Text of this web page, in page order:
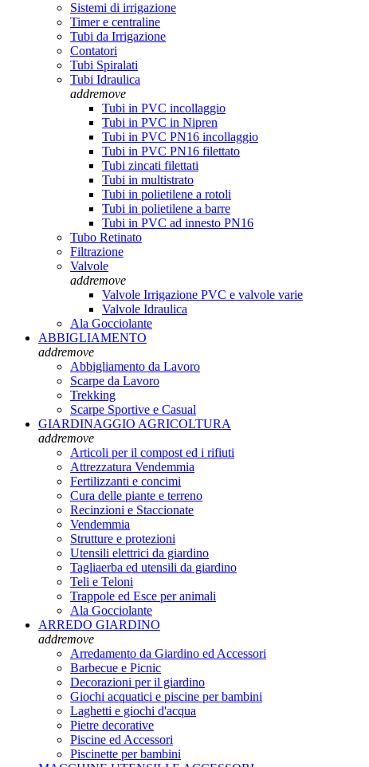
Sistemi di irrigazione
Timer e centraline
Tubi da Irrigazione
Contatori
Tubi Spiralati
Tubi Idraulica
addremove
Tubi in PVC incollaggio
Tubi in PVC in Nipren
Tubi in PVC PN16 incollaggio
Tubi in PVC PN16 filettato
Tubi zincati filettati
Tubi in multistrato
Tubi in polietilene a rotoli
Tubi in polietilene a barre
Tubi in PVC ad innesto PN16
Tubo Retinato
Filtrazione
Valvole
addremove
Valvole Irrigazione PVC e valvole varie
Valvole Idraulica
Ala Gocciolante
ABBIGLIAMENTO
addremove
Abbigliamento da Lavoro
Scarpe da Lavoro
Trekking
Scarpe Sportive e Casual
GIARDINAGGIO AGRICOLTURA
addremove
Articoli per il compost ed i rifiuti
Attrezzatura Vendemmia
Fertilizzanti e concimi
Cura delle piante e terreno
Recinzioni e Staccionate
Vendemmia
Strutture e protezioni
Utensili elettrici da giardino
Tagliaerba ed utensili da giardino
Teli e Teloni
Trappole ed Esce per animali
Ala Gocciolante
ARREDO GIARDINO
addremove
Arredamento da Giardino ed Accessori
Barbecue e Picnic
Decorazioni per il giardino
Giochi acquatici e piscine per bambini
Laghetti e giochi d'acqua
Pietre decorative
Piscine ed Accessori
Piscinette per bambini